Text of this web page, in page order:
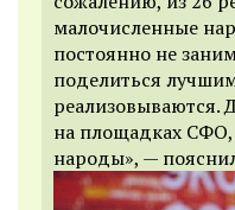
малочисленные
постоянно не
поделиться
реализовываются.
на площадках
народы», —